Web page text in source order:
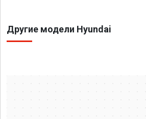
Другие модели Hyundai